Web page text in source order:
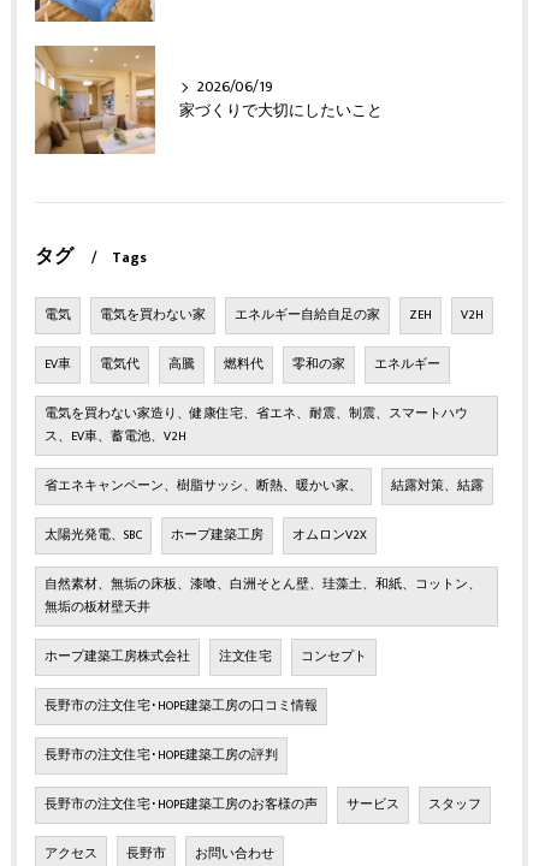
2026/06/19
家づくりで大切にしたいこと
タグ Tags
電気 電気を買わない家 エネルギー自給自足の家 ZEH V2H
EV車 電気代 高騰 燃料代 零和の家 エネルギー
電気を買わない家造り、健康住宅、省エネ、耐震、制震、スマートハウ
ス、EV車、蓄電池、V2H
省エネキャンペーン、樹脂サッシ、断熱、暖かい家、 結露対策、結露
太陽光発電、SBC ホープ建築工房 オムロンV2X
自然素材、無垢の床板、漆喰、白洲そとん壁、珪藻土、和紙、コットン、
無垢の板材壁天井
ホープ建築工房株式会社 注文住宅 コンセプト
長野市の注文住宅･HOPE建築工房の口コミ情報
長野市の注文住宅･HOPE建築工房の評判
長野市の注文住宅･HOPE建築工房のお客様の声 サービス スタッフ
アクセス 長野市 お問い合わせ